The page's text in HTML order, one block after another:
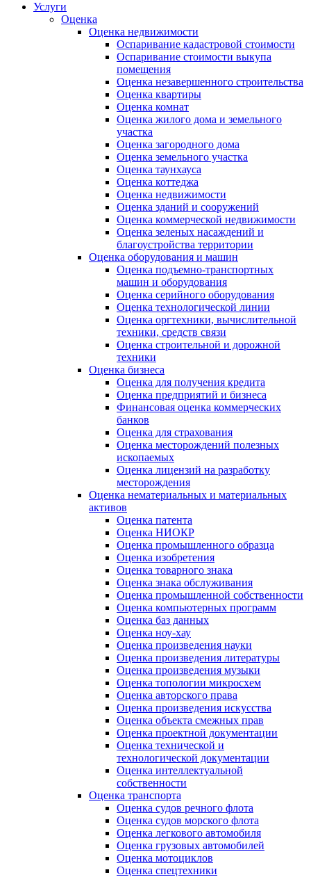
Услуги
Оценка
Оценка недвижимости
Оспаривание кадастровой стоимости
Оспаривание стоимости выкупа
помещения
Оценка незавершенного строительства
Оценка квартиры
Оценка комнат
Оценка жилого дома и земельного
участка
Оценка загородного дома
Оценка земельного участка
Оценка таунхауса
Оценка коттеджа
Оценка недвижимости
Оценка зданий и сооружений
Оценка коммерческой недвижимости
Оценка зеленых насаждений и
благоустройства территории
Оценка оборудования и машин
Оценка подъемно-транспортных
машин и оборудования
Оценка серийного оборудования
Оценка технологической линии
Оценка оргтехники, вычислительной
техники, средств связи
Оценка строительной и дорожной
техники
Оценка бизнеса
Оценка для получения кредита
Оценка предприятий и бизнеса
Финансовая оценка коммерческих
банков
Оценка для страхования
Оценка месторождений полезных
ископаемых
Оценка лицензий на разработку
месторождения
Оценка нематериальных и материальных
активов
Оценка патента
Оценка НИОКР
Оценка промышленного образца
Оценка изобретения
Оценка товарного знака
Оценка знака обслуживания
Оценка промышленной собственности
Оценка компьютерных программ
Оценка баз данных
Оценка ноу-хау
Оценка произведения науки
Оценка произведения литературы
Оценка произведения музыки
Оценка топологии микросхем
Оценка авторского права
Оценка произведения искусства
Оценка объекта смежных прав
Оценка проектной документации
Оценка технической и
технологической документации
Оценка интеллектуальной
собственности
Оценка транспорта
Оценка судов речного флота
Оценка судов морского флота
Оценка легкового автомобиля
Оценка грузовых автомобилей
Оценка мотоциклов
Оценка спецтехники